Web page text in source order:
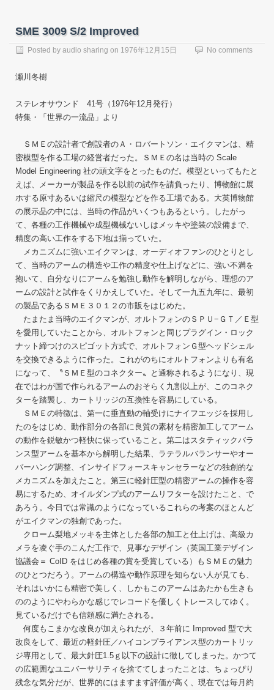
SME 3009 S/2 Improved
Posted by audio sharing on 1976年12月15日 No comments
瀬川冬樹
ステレオサウンド 41号（1976年12月発行）
特集・「世界の一流品」より
ＳＭＥの設計者で創設者のＡ・ロバートソン・エイクマンは、精
密模型を作る工場の経営者だった。ＳＭＥの名は当時の Scale
Model Engineering 社の頭文字をとったものだ。模型といってもたと
えば、メーカーが製品を作る以前の試作を請負ったり、博物館に展
ホする原寸あるいは縮尺の模型などを作る工場である。大英博物館
の展示品の中には、当時の作品がいくつもあるという。したがっ
て、各種の工作機械や成型機械ないしはメッキや塗装の設備まで、
精度の高い工作をする下地は揃っていた。
メカニズムに強いエイクマンは、オーディオファンのひとりとし
て、当時のアームの構造や工作の精度や仕上げなどに、強い不満を
抱いて、自分なりにアームを勉強し動作を解明しながら、理想のア
ームの設計と試作をくりかえしていた。そして一九五九年に、最初
の製品であるＳＭＥ３０１２の市販をはじめた。
たまたま当時のエイクマンが、オルトフォンのＳＰＵ−ＧＴ／Ｅ型
を愛用していたことから、オルトフォンと同じプラグイン・ロック
ナット締つけのスピゴット方式で、オルトフォンＧ型ヘッドシェル
を交換できるように作った。これがのちにオルトフォンよりも有名
になって、〝ＳＭＥ型のコネクター〟と通称されるようになり、現
在ではわが国で作られるアームのおそらく九割以上が、このコネク
ターを踏襲し、カートリッジの互換性を容易にしている。
ＳＭＥの特徴は、第一に垂直動の軸受けにナイフエッジを採用し
たのをはじめ、動作部分の各部に良質の素材を精密加工してアーム
の動作を鋭敏かつ軽快に保っていること。第二はスタティックバラ
ンス型アームを基本から解明した結果、ラテラルバランサーやオー
バーハング調整、インサイドフォースキャンセラーなどの独創的な
メカニズムを加えたこと。第三に軽針圧型の精密アームの操作を容
易にするため、オイルダンプ式のアームリフターを設けたこと、で
あろう。今日では常識のようになっているこれらの考案のほとんど
がエイクマンの独創であった。
クローム梨地メッキを主体とした各部の加工と仕上げは、高級カ
メラを凌ぐ手のこんだ工作で、見事なデザイン（英国工業デザイン
協議会＝ CoID をはじめ各種の賞を受賞している）もＳＭＥの魅力
のひとつだろう。アームの構造や動作原理を知らない人が見ても、
それはいかにも精密で美しく、しかもこのアームはあたかも生きも
ののようにやわらかな感じでレコードを優しくトレースしてゆく。
見ているだけでも信頼感に満たされる。
何度もこまかな改良が加えられたが、３年前に Improved 型で大
改良をして、最近の軽針圧／ハイコンプライアンス型のカートリッ
ジ専用として、最大針圧1.5ｇ以下の設計に徹してしまった。かつて
の広範囲なユニバーサリティを捨ててしまったことは、ちょっぴり
残念な気分だが、世界的にはますます評価が高く、現在では毎月約